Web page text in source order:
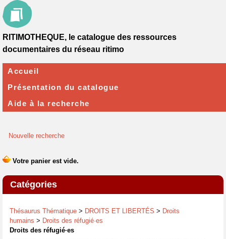
Nouvelle recherche
Catégories
Thésaurus Thématique > DROITS ET LIBERTÉS > Droits
humains > Droits des réfugié·es
Droits des réfugié·es
RITIMOTHEQUE, le catalogue des ressources
documentaires du réseau ritimo
Accueil
Présentation du catalogue
Aide à la recherche